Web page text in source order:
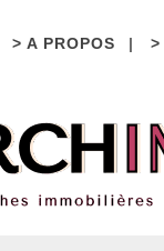
> A PROPOS >